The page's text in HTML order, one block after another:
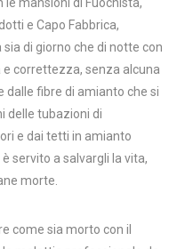
e Capo Fabbrica,
sia di giorno che di notte con
correttezza, senza alcuna
dalle fibre di amianto che si
delle tubazioni di
e dai tetti in amianto
servito a salvargli la vita,
morte.
come sia morto con il